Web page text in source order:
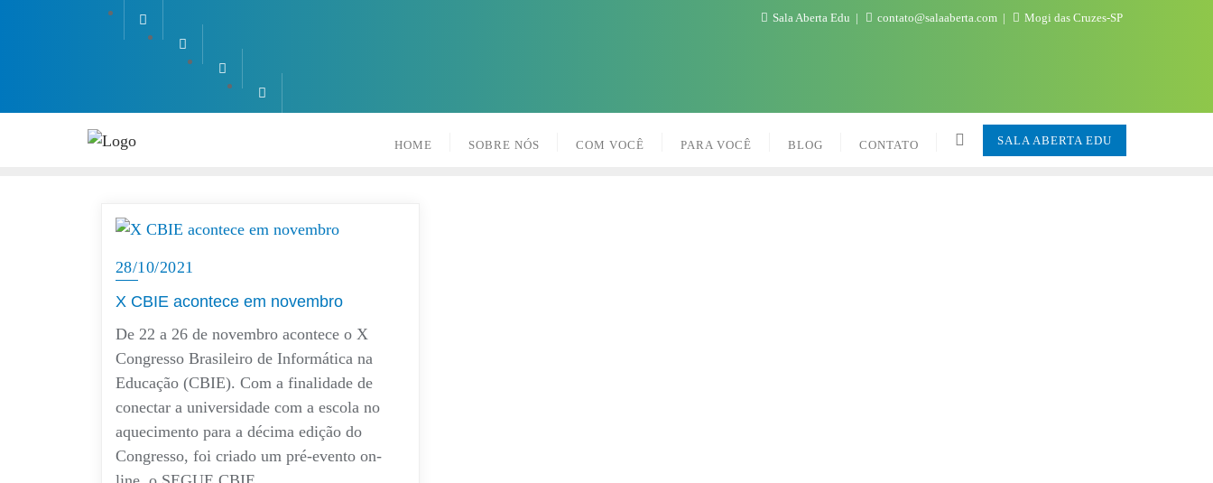
Sala Aberta Edu contato@salaaberta.com Mogi das Cruzes-SP
HOME SOBRE NÓS COM VOCÊ PARA VOCÊ BLOG CONTATO SALA ABERTA EDU
28/10/2021
X CBIE acontece em novembro
De 22 a 26 de novembro acontece o X
Congresso Brasileiro de Informática na
Educação (CBIE). Com a finalidade de
conectar a universidade com a escola no
aquecimento para a décima edição do
Congresso, foi criado um pré-evento on-